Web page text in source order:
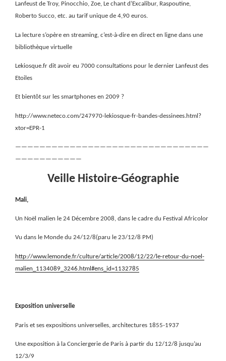
Lanfeust de Troy, Pinocchio, Zoe, Le chant d’Excalibur, Raspoutine,
Roberto Succo, etc. au tarif unique de 4,90 euros.
La lecture s’opère en streaming, c’est-à-dire en direct en ligne dans une
bibliothèque virtuelle
Lekiosque.fr dit avoir eu 7000 consultations pour le dernier Lanfeust des
Etoiles
Et bientôt sur les smartphones en 2009 ?
http://www.neteco.com/247970-lekiosque-fr-bandes-dessinees.html?
xtor=EPR-1
————————————————————————————————
———————————
Veille Histoire-Géographie
Mali,
Un Noël malien le 24 Décembre 2008, dans le cadre du Festival Africolor
Vu dans le Monde du 24/12/8(paru le 23/12/8 PM)
http://www.lemonde.fr/culture/article/2008/12/22/le-retour-du-noel-
malien_1134089_3246.html#ens_id=1132785
Exposition universelle
Paris et ses expositions universelles, architectures 1855-1937
Une exposition à la Conciergerie de Paris à partir du 12/12/8 jusqu’au
12/3/9